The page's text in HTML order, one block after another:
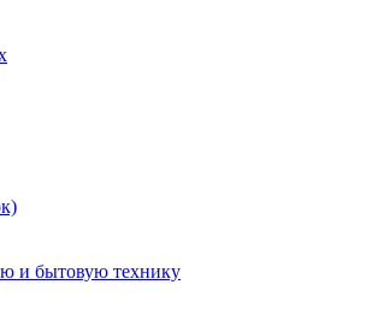
и бытовую технику